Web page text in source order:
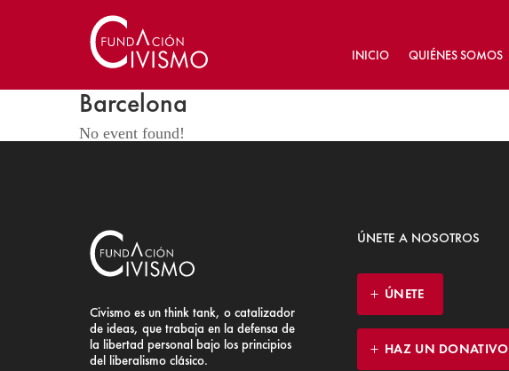
INICIO QUIÉNES SOMOS
Barcelona
No event found!
Civismo es un think tank, o catalizador
de ideas, que trabaja en la defensa de
la libertad personal bajo los principios
del liberalismo clásico.
ÚNETE A NOSOTROS
ÚNETE
HAZ UN DONATIVO